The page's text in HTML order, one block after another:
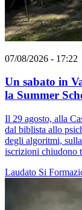
07/08/2026 - 17:22
Un sabato in
la Summer
Il 29 agosto, alla
dal biblista allo
degli algoritmi,
iscrizioni chiudono
Laudato Si